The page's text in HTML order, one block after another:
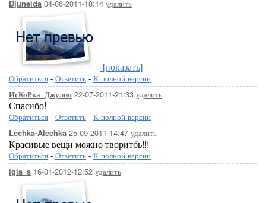
Djuneida 04-06-2011-18:14 удалить
[показать]
Обратиться - Ответить - К полной версии
ИсКоРка_Джулия 22-07-2011-21:33 удалить
Спасибо!
Обратиться - Ответить - К полной версии
Lechka-Alechka 25-09-2011-14:47 удалить
Красивые вещи можно творитбь!!!
Обратиться - Ответить - К полной версии
igla_s 16-01-2012-12:52 удалить